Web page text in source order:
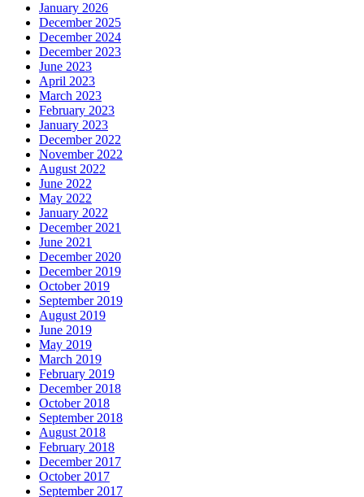
January 2026
December 2025
December 2024
December 2023
June 2023
April 2023
March 2023
February 2023
January 2023
December 2022
November 2022
August 2022
June 2022
May 2022
January 2022
December 2021
June 2021
December 2020
December 2019
October 2019
September 2019
August 2019
June 2019
May 2019
March 2019
February 2019
December 2018
October 2018
September 2018
August 2018
February 2018
December 2017
October 2017
September 2017